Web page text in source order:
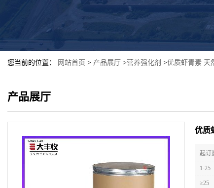
您当前的位置： 网站首页 > 产品展厅 >营养强化剂 >优质虾青素 天
产品展厅
优质
起订
1-25
≥25